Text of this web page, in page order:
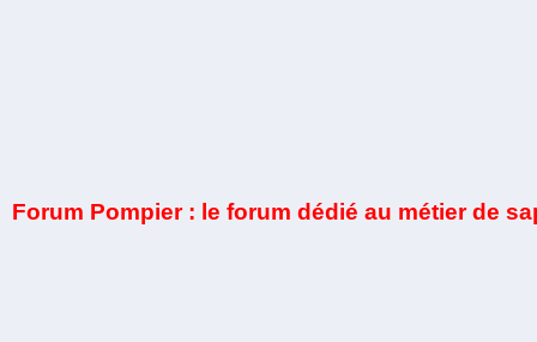
Forum Pompier : le forum dédié au métier de